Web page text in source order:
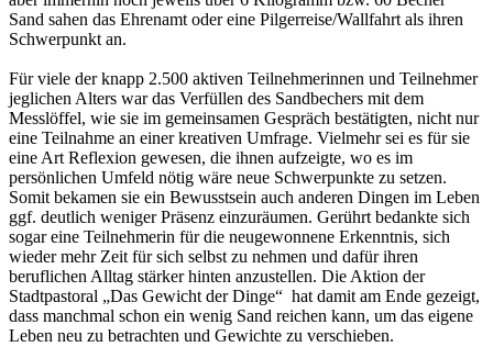
Sand sahen das Ehrenamt oder eine Pilgerreise/Wallfahrt als ihren
Schwerpunkt an.
Für viele der knapp 2.500 aktiven Teilnehmerinnen und Teilnehmer
jeglichen Alters war das Verfüllen des Sandbechers mit dem
Messlöffel, wie sie im gemeinsamen Gespräch bestätigten, nicht nur
eine Teilnahme an einer kreativen Umfrage. Vielmehr sei es für sie
eine Art Reflexion gewesen, die ihnen aufzeigte, wo es im
persönlichen Umfeld nötig wäre neue Schwerpunkte zu setzen.
Somit bekamen sie ein Bewusstsein auch anderen Dingen im Leben
ggf. deutlich weniger Präsenz einzuräumen. Gerührt bedankte sich
sogar eine Teilnehmerin für die neugewonnene Erkenntnis, sich
wieder mehr Zeit für sich selbst zu nehmen und dafür ihren
beruflichen Alltag stärker hinten anzustellen. Die Aktion der
Stadtpastoral „Das Gewicht der Dinge“ hat damit am Ende gezeigt,
dass manchmal schon ein wenig Sand reichen kann, um das eigene
Leben neu zu betrachten und Gewichte zu verschieben.